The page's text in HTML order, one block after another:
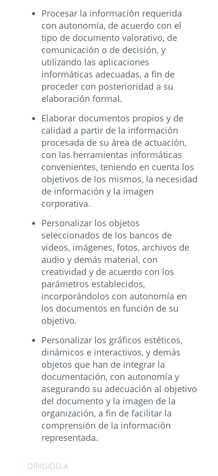
Procesar la información requerida
con autonomía, de acuerdo con el
tipo de documento valorativo, de
comunicación o de decisión, y
utilizando las aplicaciones
informáticas adecuadas, a fin de
proceder con posterioridad a su
elaboración formal.
Elaborar documentos propios y de
calidad a partir de la información
procesada de su área de actuación,
con las herramientas informáticas
convenientes, teniendo en cuenta los
objetivos de los mismos, la necesidad
de información y la imagen
corporativa.
Personalizar los objetos
seleccionados de los bancos de
videos, imágenes, fotos, archivos de
audio y demás material, con
creatividad y de acuerdo con los
parámetros establecidos,
incorporándolos con autonomía en
los documentos en función de su
objetivo.
Personalizar los gráficos estéticos,
dinámicos e interactivos, y demás
objetos que han de integrar la
documentación, con autonomía y
asegurando su adecuación al objetivo
del documento y la imagen de la
organización, a fin de facilitar la
comprensión de la información
representada.
DIRIGIDO A